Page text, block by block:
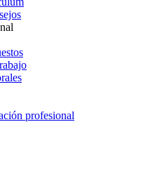
profesional